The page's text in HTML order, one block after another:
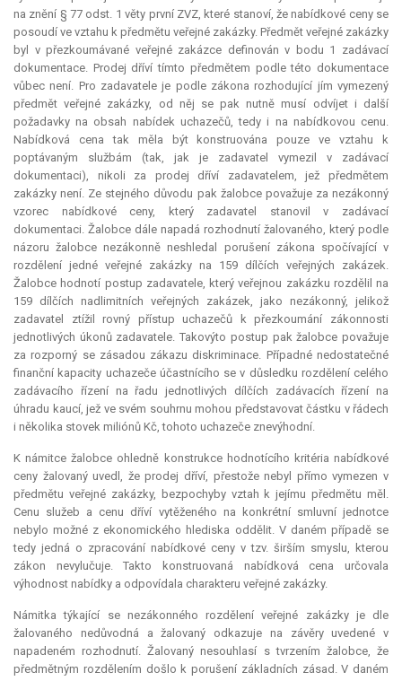
na znění § 77 odst. 1 věty první ZVZ, které stanoví, že nabídkové ceny se
posoudí ve vztahu k předmětu veřejné zakázky. Předmět veřejné zakázky
byl v přezkoumávané veřejné zakázce definován v bodu 1 zadávací
dokumentace. Prodej dříví tímto předmětem podle této dokumentace
vůbec není. Pro zadavatele je podle zákona rozhodující jím vymezený
předmět veřejné zakázky, od něj se pak nutně musí odvíjet i další
požadavky na obsah nabídek uchazečů, tedy i na nabídkovou cenu.
Nabídková cena tak měla být konstruována pouze ve vztahu k
poptávaným službám (tak, jak je zadavatel vymezil v zadávací
dokumentaci), nikoli za prodej dříví zadavatelem, jež předmětem
zakázky není. Ze stejného důvodu pak žalobce považuje za nezákonný
vzorec nabídkové ceny, který zadavatel stanovil v zadávací
dokumentaci. Žalobce dále napadá rozhodnutí žalovaného, který podle
názoru žalobce nezákonně neshledal porušení zákona spočívající v
rozdělení jedné veřejné zakázky na 159 dílčích veřejných zakázek.
Žalobce hodnotí postup zadavatele, který veřejnou zakázku rozdělil na
159 dílčích nadlimitních veřejných zakázek, jako nezákonný, jelikož
zadavatel ztížil rovný přístup uchazečů k přezkoumání zákonnosti
jednotlivých úkonů zadavatele. Takovýto postup pak žalobce považuje
za rozporný se zásadou zákazu diskriminace. Případné nedostatečné
finanční kapacity uchazeče účastnícího se v důsledku rozdělení celého
zadávacího řízení na řadu jednotlivých dílčích zadávacích řízení na
úhradu kaucí, jež ve svém souhrnu mohou představovat částku v řádech
i několika stovek miliónů Kč, tohoto uchazeče znevýhodní.
K námitce žalobce ohledně konstrukce hodnotícího kritéria nabídkové
ceny žalovaný uvedl, že prodej dříví, přestože nebyl přímo vymezen v
předmětu veřejné zakázky, bezpochyby vztah k jejímu předmětu měl.
Cenu služeb a cenu dříví vytěženého na konkrétní smluvní jednotce
nebylo možné z ekonomického hlediska oddělit. V daném případě se
tedy jedná o zpracování nabídkové ceny v tzv. širším smyslu, kterou
zákon nevylučuje. Takto konstruovaná nabídková cena určovala
výhodnost nabídky a odpovídala charakteru veřejné zakázky.
Námitka týkající se nezákonného rozdělení veřejné zakázky je dle
žalovaného nedůvodná a žalovaný odkazuje na závěry uvedené v
napadeném rozhodnutí. Žalovaný nesouhlasí s tvrzením žalobce, že
předmětným rozdělením došlo k porušení základních zásad. V daném